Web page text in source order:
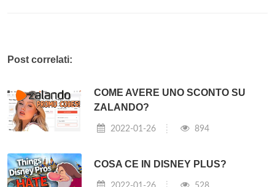
Post correlati:
COME AVERE UNO SCONTO SU
ZALANDO?
2022-01-26 894
COSA CE IN DISNEY PLUS?